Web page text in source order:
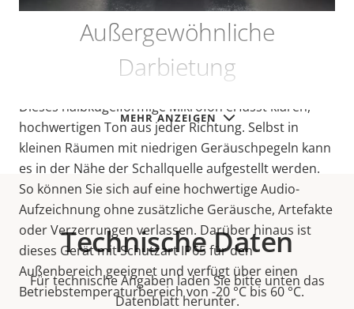
MEHR ANZEIGEN
Außergewöhnliche
Darbietung
Dieses halbkugelförmige Mikrofon erfasst klaren,
hochwertigen Ton aus jeder Richtung. Selbst in
kleinen Räumen mit niedrigen Geräuschpegeln kann
es in der Nähe der Schallquelle aufgestellt werden.
So können Sie sich auf eine hochwertige Audio-
Aufzeichnung ohne zusätzliche Geräusche, Artefakte
oder Verzerrungen verlassen. Darüber hinaus ist
dieses Gerät mit Schutzart IP65 für den
Außenbereich geeignet und verfügt über einen
Betriebstemperaturbereich von -20 °C bis 60 °C.
Technische Daten
Für technische Angaben laden Sie bitte unten das
Datenblatt herunter.